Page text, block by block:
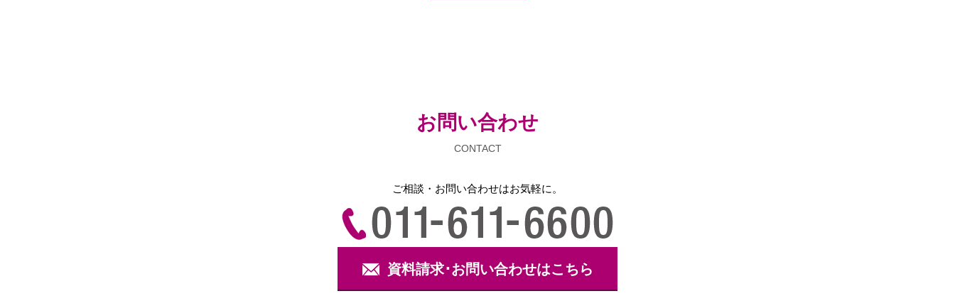
お問い合わせ
CONTACT
ご相談・お問い合わせはお気軽に。
資料請求･お問い合わせはこちら